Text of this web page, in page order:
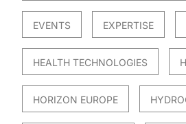
EVENTS EXPERTISE
HEALTH TECHNOLOGIES
HORIZON EUROPE